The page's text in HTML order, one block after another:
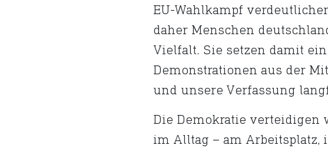
EU-Wahlkampf
daher Menschen
Vielfalt. Sie setzen damit
Demonstrationen aus der
und unsere Verfassung
Die Demokratie verteidigen
im Alltag – am Arbeitsplatz,